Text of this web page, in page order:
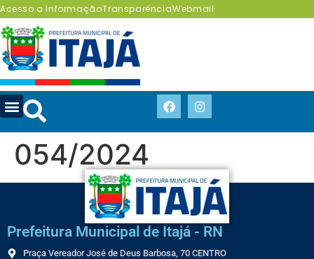
Acesso a InformaçãoTransparênciaWebmail
054/2024
Prefeitura Municipal de Itajá - RN
Praça Vereador José de Deus Barbosa, 70 CENTRO